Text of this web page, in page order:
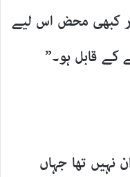
کبھی محض اس لیے
کے قابل ہو۔”
نہیں تھا جہاں